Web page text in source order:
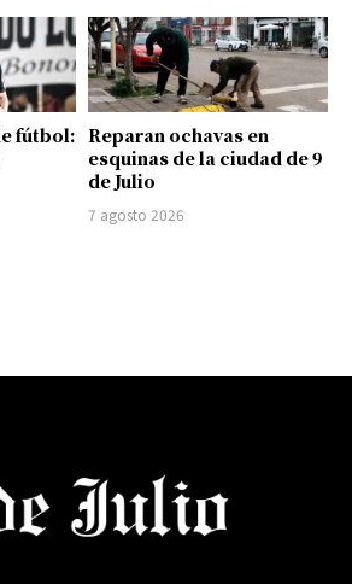
fútbol: Reparan ochavas en
esquinas de la ciudad de 9
de Julio
7 agosto 2026